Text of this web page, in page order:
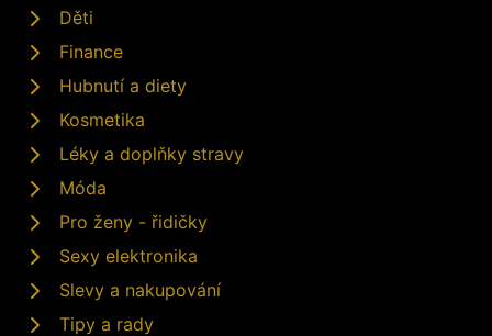
Děti
Finance
Hubnutí a diety
Kosmetika
Léky a doplňky stravy
Móda
Pro ženy - řidičky
Sexy elektronika
Slevy a nakupování
Tipy a rady